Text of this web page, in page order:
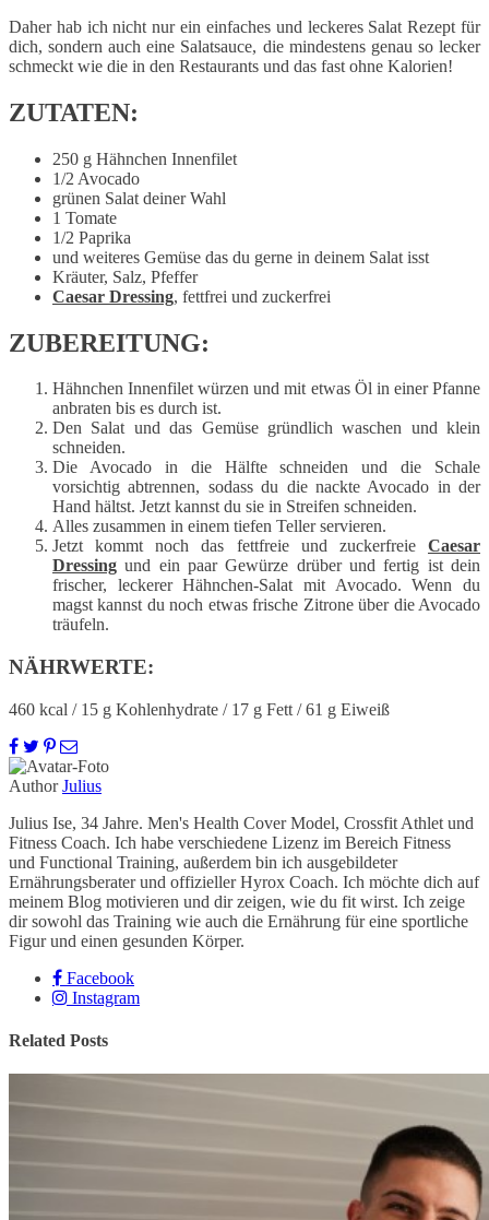
Daher hab ich nicht nur ein einfaches und leckeres Salat Rezept für
dich, sondern auch eine Salatsauce, die mindestens genau so lecker
schmeckt wie die in den Restaurants und das fast ohne Kalorien!
ZUTATEN:
250 g Hähnchen Innenfilet
1/2 Avocado
grünen Salat deiner Wahl
1 Tomate
1/2 Paprika
und weiteres Gemüse das du gerne in deinem Salat isst
Kräuter, Salz, Pfeffer
Caesar Dressing, fettfrei und zuckerfrei
ZUBEREITUNG:
Hähnchen Innenfilet würzen und mit etwas Öl in einer Pfanne
anbraten bis es durch ist.
Den Salat und das Gemüse gründlich waschen und klein
schneiden.
Die Avocado in die Hälfte schneiden und die Schale
vorsichtig abtrennen, sodass du die nackte Avocado in der
Hand hältst. Jetzt kannst du sie in Streifen schneiden.
Alles zusammen in einem tiefen Teller servieren.
Jetzt kommt noch das fettfreie und zuckerfreie Caesar
Dressing und ein paar Gewürze drüber und fertig ist dein
frischer, leckerer Hähnchen-Salat mit Avocado. Wenn du
magst kannst du noch etwas frische Zitrone über die Avocado
träufeln.
NÄHRWERTE:
460 kcal / 15 g Kohlenhydrate / 17 g Fett / 61 g Eiweiß
Author Julius
Julius Ise, 34 Jahre. Men's Health Cover Model, Crossfit Athlet und
Fitness Coach. Ich habe verschiedene Lizenz im Bereich Fitness
und Functional Training, außerdem bin ich ausgebildeter
Ernährungsberater und offizieller Hyrox Coach. Ich möchte dich auf
meinem Blog motivieren und dir zeigen, wie du fit wirst. Ich zeige
dir sowohl das Training wie auch die Ernährung für eine sportliche
Figur und einen gesunden Körper.
Facebook
Instagram
Related Posts